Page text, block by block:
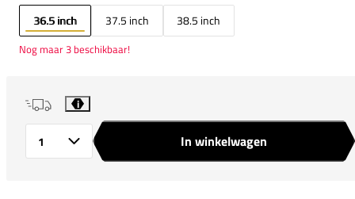
36.5 inch 37.5 inch 38.5 inch
Nog maar 3 beschikbaar!
i
In winkelwagen